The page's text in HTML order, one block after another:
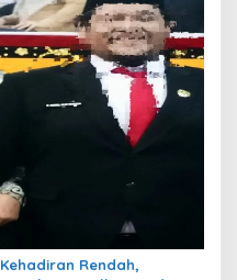
Kehadiran Rendah,